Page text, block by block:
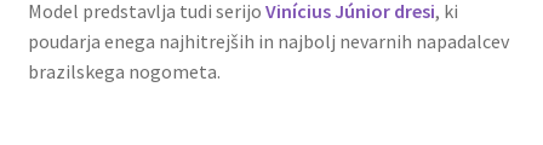
Model predstavlja tudi serijo Vinícius Júnior dresi, ki
poudarja enega najhitrejših in najbolj nevarnih napadalcev
brazilskega nogometa.